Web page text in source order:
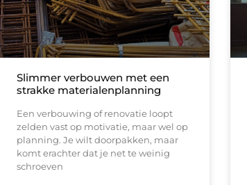
Slimmer verbouwen met een
strakke materialenplanning
Een verbouwing of renovatie loopt
zelden vast op motivatie, maar wel op
planning. Je wilt doorpakken, maar
komt erachter dat je net te weinig
schroeven